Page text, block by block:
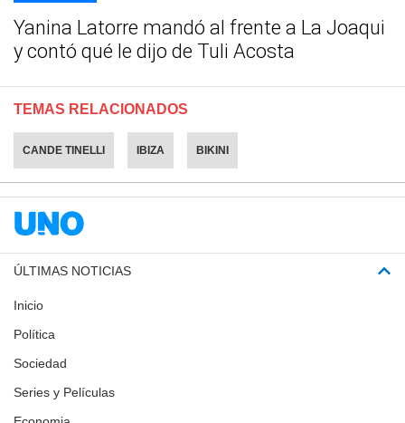
Yanina Latorre mandó al frente a La Joaqui
y contó qué le dijo de Tuli Acosta
TEMAS RELACIONADOS
CANDE TINELLI IBIZA BIKINI
ÚLTIMAS NOTICIAS
Inicio
Política
Sociedad
Series y Películas